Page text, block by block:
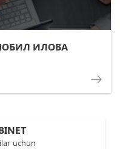
ИЛОВА
uchun